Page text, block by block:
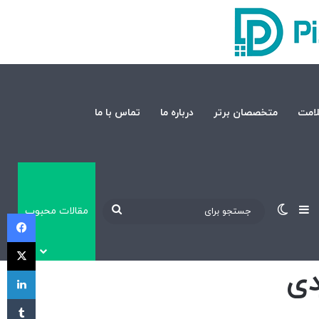
متخصصان برتر درباره ما تماس با ما
نوارکناریتغییر پوسته
جستجومقالات محبوب
X